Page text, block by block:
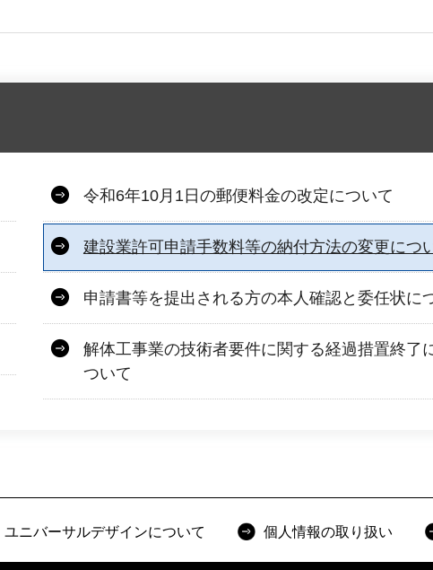
令和6年10月1日の郵便料金の改定について
建設業許可申請手数料等の納付方法の変更につ
申請書等を提出される方の本人確認と委任状に
解体工事業の技術者要件に関する経過措置終了
ついて
ユニバーサルデザインについて 個人情報の取り扱い